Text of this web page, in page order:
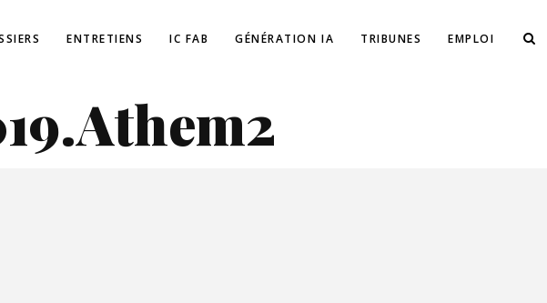
ENTRETIENS IC FAB GÉNÉRATION IA TRIBUNES EMPLOI